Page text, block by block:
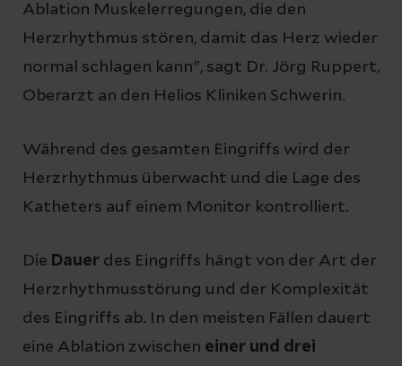
Ablation Muskelerregungen, die den
Herzrhythmus stören, damit das Herz wieder
normal schlagen kann", sagt Dr. Jörg Ruppert,
Oberarzt an den Helios Kliniken Schwerin.
Während des gesamten Eingriffs wird der
Herzrhythmus überwacht und die Lage des
Katheters auf einem Monitor kontrolliert.
Die Dauer des Eingriffs hängt von der Art der
Herzrhythmusstörung und der Komplexität
des Eingriffs ab. In den meisten Fällen dauert
eine Ablation zwischen einer und drei